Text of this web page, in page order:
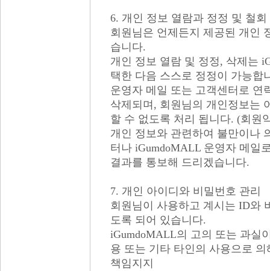
6. 개인 정보 열람과 정정 및 철회
회원님은 언제든지 제공된 개인
습니다.
개인 정보 열람 및 정정, 삭제는
택한 다음 스스로 정정이 가능합
운영자 메일 또는 고객센터로 연
삭제되며, 회원님의 개인정보는
할 수 없도록 처리 됩니다. (회원
개인 정보와 관련하여 불만이나
터나 iGumdoMALL 운영자 메일
결과를 통보해 드리겠습니다.
7. 개인 아이디와 비밀번호 관리
회원님이 사용하고 계시는 ID와
도록 되어 있습니다.
iGumdoMALL의 고의 또는 과실
용 또는 기타 타인의 사용으로
책임지지